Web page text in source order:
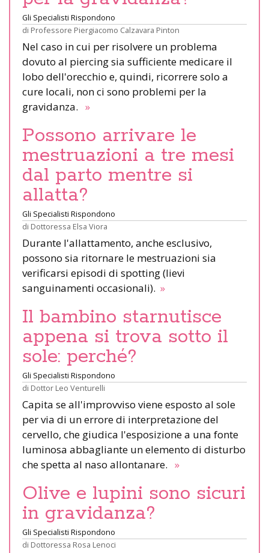
Gli Specialisti Rispondono
di Professore Piergiacomo Calzavara Pinton
Nel caso in cui per risolvere un problema
dovuto al piercing sia sufficiente medicare il
lobo dell'orecchio e, quindi, ricorrere solo a
cure locali, non ci sono problemi per la
gravidanza. »
Possono arrivare le
mestruazioni a tre mesi
dal parto mentre si
allatta?
Gli Specialisti Rispondono
di Dottoressa Elsa Viora
Durante l'allattamento, anche esclusivo,
possono sia ritornare le mestruazioni sia
verificarsi episodi di spotting (lievi
sanguinamenti occasionali). »
Il bambino starnutisce
appena si trova sotto il
sole: perché?
Gli Specialisti Rispondono
di Dottor Leo Venturelli
Capita se all'improvviso viene esposto al sole
per via di un errore di interpretazione del
cervello, che giudica l'esposizione a una fonte
luminosa abbagliante un elemento di disturbo
che spetta al naso allontanare. »
Olive e lupini sono sicuri
in gravidanza?
Gli Specialisti Rispondono
di Dottoressa Rosa Lenoci